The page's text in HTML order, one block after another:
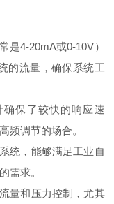
4-20mA或0-10V）
的流量，确保系统工
保了较快的响应速
频调节的场合。
，能够满足工业自
需求。
量和压力控制，尤其